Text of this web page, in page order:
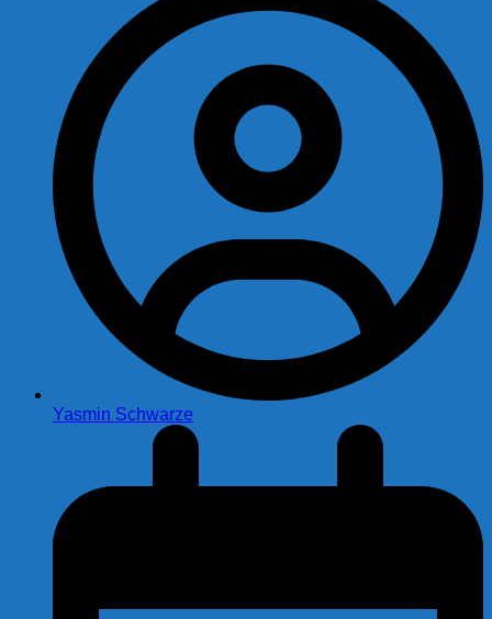
Yasmin Schwarze